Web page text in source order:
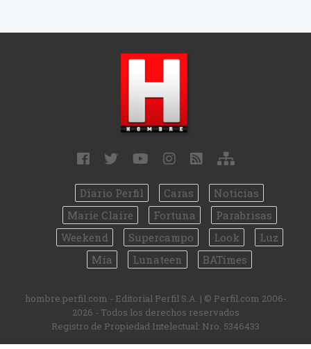
Diario Perfil Caras
Noticias
Marie Claire
Fortuna
Parabrisas
Weekend
Supercampo Look
Luz
Mía
Lunateen BATimes
hombre.perfil.com - Editorial Perfil S.A. | © Perfil.com 2006-
2026 - Todos los derechos reservados
Registro de Propiedad Intelectual: Nro. 5346433